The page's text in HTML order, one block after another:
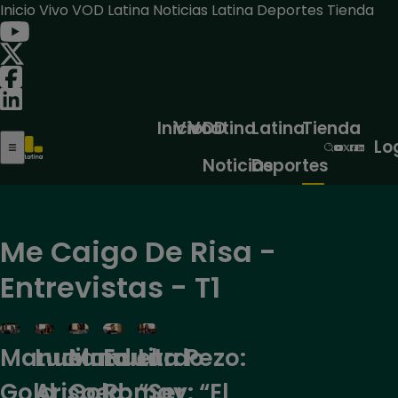
Inicio Vivo VOD Latina Noticias Latina Deportes Tienda
Inicio
Vivo
VOD
Latina
Noticias
Latina
Deportes
Tienda
Me Caigo De Risa -
Entrevistas - T1
Manuel
Luciana
Manuel
Eduardo
Lita Pezo: